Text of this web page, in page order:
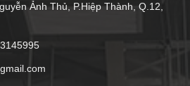
Ảnh Thủ, P.Hiệp Thành, Q.12,